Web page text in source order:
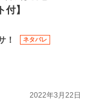
】
！
ネタバレ
2022年3月22日